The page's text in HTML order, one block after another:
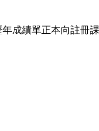
成績單正本向註冊